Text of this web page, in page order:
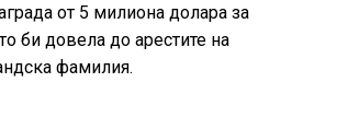
от 5 милиона долара за
би довела до арестите на
фамилия.